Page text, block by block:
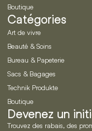
Boutique
Catégories
Art de vivre
Beauté & Soins
Bureau & Papeterie
Sacs & Bagages
Technik Produkte
Boutique
Devenez un
Trouvez des rabais, des